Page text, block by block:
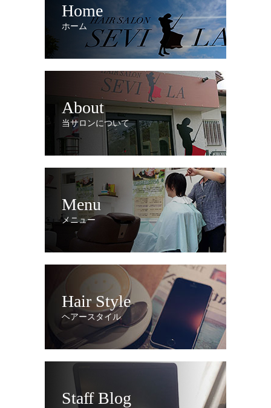
Home
ホーム
About
当サロンについて
Menu
メニュー
Hair Style
ヘアースタイル
Staff Blog